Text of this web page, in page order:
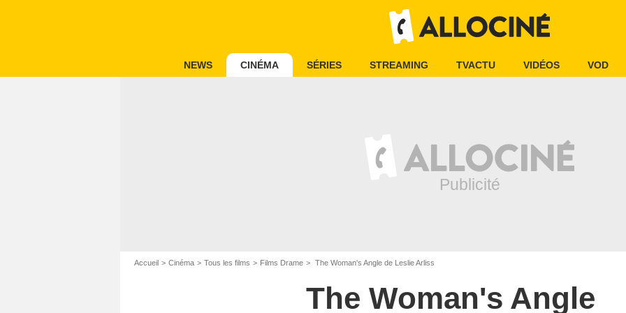
NEWS CINÉMA SÉRIES STREAMING TVACTU VIDÉOS VOD
Accueil Cinéma Tous les films Films Drame The Woman's Angle de Leslie Arliss
The Woman's Angle